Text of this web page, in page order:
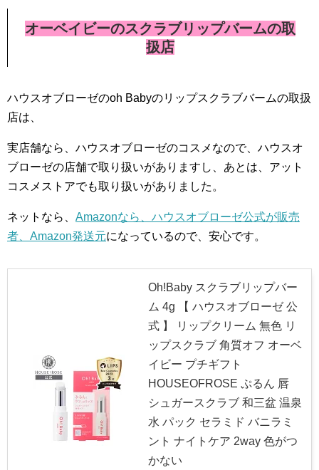
オーベイビーのスクラブリップバームの取
扱店
ハウスオブローゼのoh Babyのリップスクラブバームの取扱
店は、
実店舗なら、ハウスオブローゼのコスメなので、ハウスオ
ブローゼの店舗で取り扱いがありますし、あとは、アット
コスメストアでも取り扱いがありました。
ネットなら、 Amazonなら、ハウスオブローゼ公式が販売
者、Amazon発送元になっているので、安心です。
Oh!Baby スクラブリップバー
ム 4g 【 ハウスオブローゼ 公
式 】 リップクリーム 無色 リ
ップスクラブ 角質オフ オーベ
イビー プチギフト
HOUSEOFROSE ぷるん 唇
シュガースクラブ 和三盆 温泉
水 パック セラミド バニラミ
ント ナイトケア 2way 色がつ
かない